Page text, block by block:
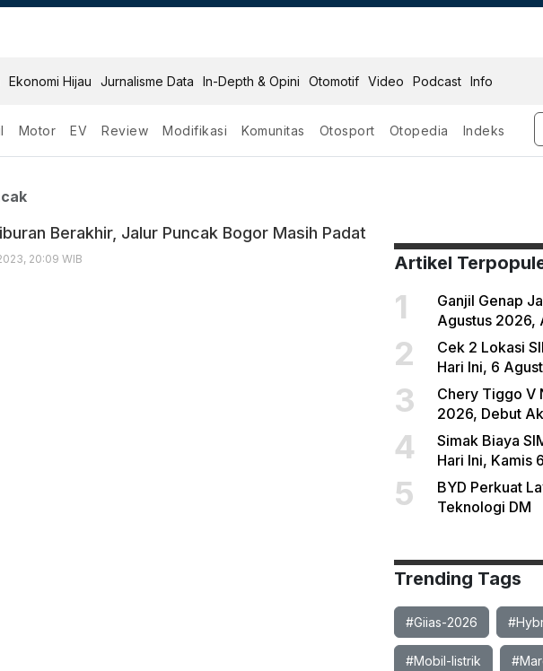
Ekonomi Hijau Jurnalisme Data In-Depth & Opini Otomotif Video Podcast Info
Motor EV Review Modifikasi Komunitas Otosport Otopedia Indeks
Berakhir, Jalur Puncak Bogor Masih Padat
20:09 WIB Artikel
1
Ganjil Genap
Agustus 2026,
2
Cek 2 Lokasi
Hari Ini, 6
3
Chery Tiggo V
2026, Debut
4
Simak Biaya
Hari Ini, Kamis
5
BYD Perkuat
Teknologi DM
Trending Tags
#Giias-2026
#Mobil-listrik